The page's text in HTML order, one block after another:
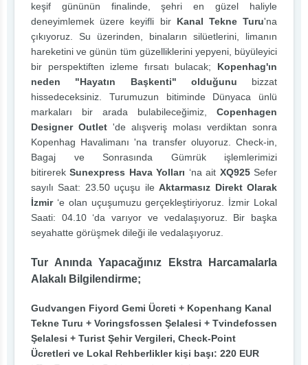
keşif gününün finalinde, şehri en güzel haliyle
deneyimlemek üzere keyifli bir Kanal Tekne Turu'na
çıkıyoruz. Su üzerinden, binaların silüetlerini, limanın
hareketini ve günün tüm güzelliklerini yepyeni, büyüleyici
bir perspektiften izleme fırsatı bulacak; Kopenhag'ın
neden "Hayatın Başkenti" olduğunu bizzat
hissedeceksiniz. Turumuzun bitiminde Dünyaca ünlü
markaları bir arada bulabileceğimiz, Copenhagen
Designer Outlet 'de alışveriş molası verdiktan sonra
Kopenhag Havalimanı 'na transfer oluyoruz. Check-in,
Bagaj ve Sonrasında Gümrük işlemlerimizi
bitirerekSunexpress Hava Yolları ‘na ait XQ925 Sefer
sayılı Saat: 23.50 uçuşu ileAktarmasız Direkt Olarak
İzmir‘e olan uçuşumuzu gerçekleştiriyoruz. İzmir Lokal
Saati: 04.10 ‘da varıyor ve vedalaşıyoruz. Bir başka
seyahatte görüşmek dileği ile vedalaşıyoruz.
Tur Anında Yapacağınız Ekstra Harcamalarla
Alakalı Bilgilendirme;
Gudvangen Fiyord Gemi Ücreti + Kopenhang Kanal
Tekne Turu + Voringsfossen Şelalesi + Tvindefossen
Şelalesi + Turist Şehir Vergileri, Check-Point
Ücretleri ve Lokal Rehberlikler kişi başı: 220 EUR